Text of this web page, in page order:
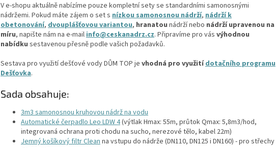
V e-shopu aktuálně nabízíme pouze kompletní sety se standardními samonosnými
nádržemi. Pokud máte zájem o set s nízkou samonosnou nádrží, nádrží k
obetonování, dvouplášťovou variantou, hranatou nádrží nebo nádrží upravenou na
míru, napište nám na e-mailinfo@ceskanadrz.cz. Připravíme pro vás výhodnou
nabídku sestavenou přesně podle vašich požadavků.
Sestava pro využití dešťové vody DŮM TOP je vhodná pro využitídotačního programu
Dešťovka.
Sada obsahuje:
3m3 samonosnou kruhovou nádrž na vodu
Automatické čerpadlo Leo LDW 4(výtlak Hmax: 55m, průtok Qmax: 5,8m3/hod,
integrovaná ochrana proti chodu na sucho, nerezové tělo, kabel 22m)
Jemný košíkový filtr Clean na vstupu do nádrže (DN110, DN125 i DN160) - pro střechy